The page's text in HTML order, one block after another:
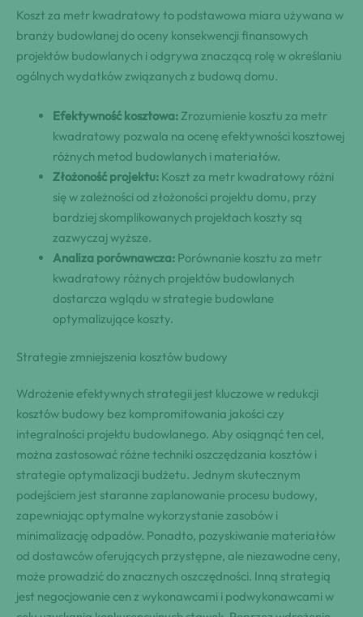
Koszt za metr kwadratowy to podstawowa miara używana w
branży budowlanej do oceny konsekwencji finansowych
projektów budowlanych i odgrywa znaczącą rolę w określaniu
ogólnych wydatków związanych z budową domu.
Efektywność kosztowa: Zrozumienie kosztu za metr
kwadratowy pozwala na ocenę efektywności kosztowej
różnych metod budowlanych i materiałów.
Złożoność projektu: Koszt za metr kwadratowy różni
się w zależności od złożoności projektu domu, przy
bardziej skomplikowanych projektach koszty są
zazwyczaj wyższe.
Analiza porównawcza: Porównanie kosztu za metr
kwadratowy różnych projektów budowlanych
dostarcza wglądu w strategie budowlane
optymalizujące koszty.
Strategie zmniejszenia kosztów budowy
Wdrożenie efektywnych strategii jest kluczowe w redukcji
kosztów budowy bez kompromitowania jakości czy
integralności projektu budowlanego. Aby osiągnąć ten cel,
można zastosować różne techniki oszczędzania kosztów i
strategie optymalizacji budżetu. Jednym skutecznym
podejściem jest staranne zaplanowanie procesu budowy,
zapewniając optymalne wykorzystanie zasobów i
minimalizację odpadów. Ponadto, pozyskiwanie materiałów
od dostawców oferujących przystępne, ale niezawodne ceny,
może prowadzić do znacznych oszczędności. Inną strategią
jest negocjowanie cen z wykonawcami i podwykonawcami w